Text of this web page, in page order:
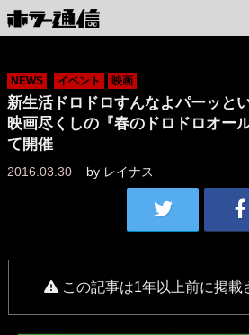
NEWS イベント 映画
新生活ドロドロすんなよパーッと
映画尽くしの『春のドロドロオー
て開催
2016.03.30 by レイナス
この記事は1年以上前に掲載